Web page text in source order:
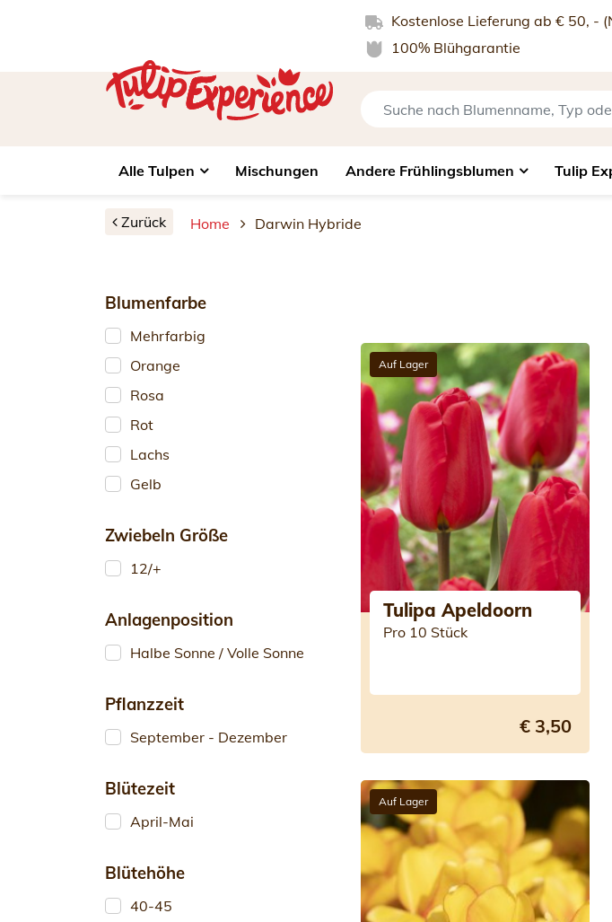
Kostenlose Lieferung ab € 50, -
100% Blühgarantie
Alle Tulpen Mischungen Andere Frühlingsblumen Tulip
Zurück Home Darwin Hybride
Blumenfarbe
Mehrfarbig
Orange
Rosa
Rot
Lachs
Gelb
Zwiebeln Größe
12/+
Anlagenposition
Halbe Sonne / Volle Sonne
Pflanzzeit
September - Dezember
Blütezeit
April-Mai
Blütehöhe
40-45
Auf Lager
Tulipa Apeldoorn
Pro 10 Stück
€ 3,50
Auf Lager